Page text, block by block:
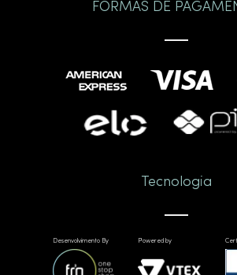
FORMAS DE
Tecnologia
Desenvolvimento By Powered by